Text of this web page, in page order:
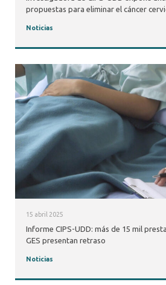
propuestas para eliminar el cáncer
Noticias
15 abril 2025
Informe CIPS-UDD: más de 15 mil
GES presentan retraso
Noticias